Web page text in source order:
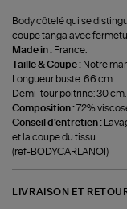
Body côtelé qui se
coupe tanga avec
Made in : France.
Taille & Coupe : Notre
Longueur buste: 66 cm.
Demi-tour poitrine: 30 cm.
Composition : 72%
Conseil d'entretien :
et la coupe du tissu.
(ref-BODYCARLANOI)
LIVRAISON ET